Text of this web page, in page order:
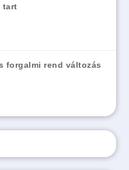
tart
forgalmi rend változás